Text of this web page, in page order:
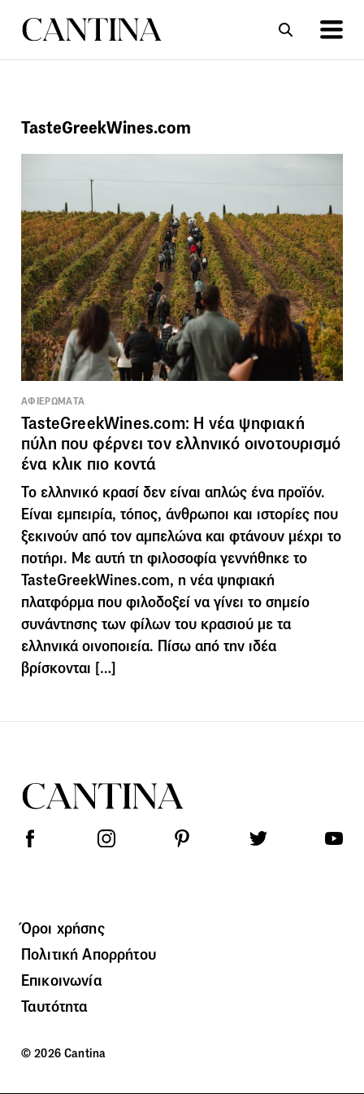
ΣΥΝΤΑΓΕΣ
TasteGreekWines.com
ΑΦΙΕΡΩΜΑΤΑ
TasteGreekWines.com: Η νέα ψηφιακή
πύλη που φέρνει τον ελληνικό οινοτουρισμό
ένα κλικ πιο κοντά
Το ελληνικό κρασί δεν είναι απλώς ένα προϊόν.
Είναι εμπειρία, τόπος, άνθρωποι και ιστορίες που
ξεκινούν από τον αμπελώνα και φτάνουν μέχρι το
ποτήρι. Με αυτή τη φιλοσοφία γεννήθηκε το
TasteGreekWines.com, η νέα ψηφιακή
πλατφόρμα που φιλοδοξεί να γίνει το σημείο
συνάντησης των φίλων του κρασιού με τα
ελληνικά οινοποιεία. Πίσω από την ιδέα
βρίσκονται […]
Όροι χρήσης
Πολιτική Απορρήτου
Επικοινωνία
Ταυτότητα
© 2026 Cantina